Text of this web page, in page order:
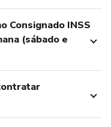
Consignado INSS
(sábado e